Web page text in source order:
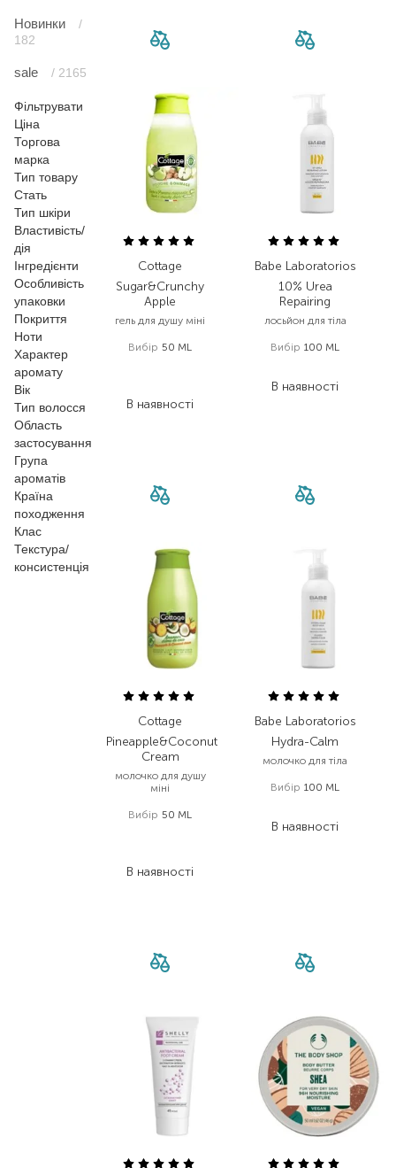
Новинки
/
182
sale / 2165
Фільтрувати
Ціна
Торгова
марка
Тип товару
Стать
Тип шкіри
Властивість/
дія
Інгредієнти
Особливість
упаковки
Покриття
Ноти
Характер
аромату
Вік
Тип волосся
Область
застосування
Група
ароматів
Країна
походження
Клас
Текстура/
консистенція
Cottage
Sugar&Сrunchy
Apple
гель для душу міні
Вибір 50 ML
В наявності
Babe Laboratorios
10% Urea
Repairing
лосьйон для тіла
Вибір 100 ML
В наявності
Cottage
Pineapple&Coconut
Cream
молочко для душу
міні
Вибір 50 ML
В наявності
Babe Laboratorios
Hydra-Calm
молочко для тіла
Вибір 100 ML
В наявності